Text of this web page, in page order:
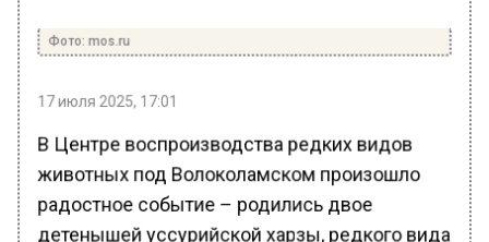
Фото: mos.ru
17 июля 2025, 17:01
В Центре воспроизводства редких видов
животных под Волоколамском произошло
радостное событие – родились двое
детенышей уссурийской харзы, редкого вида